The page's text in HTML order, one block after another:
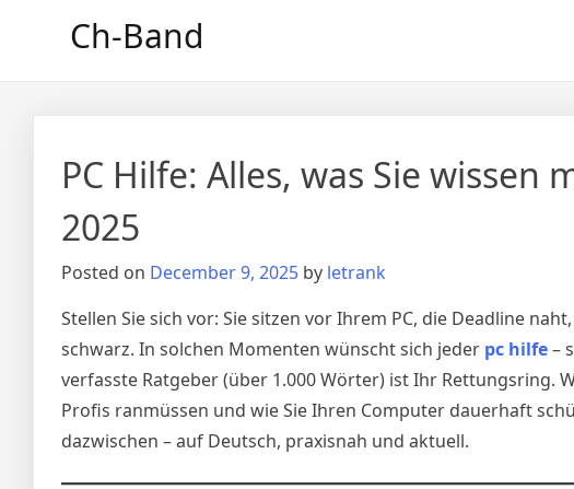
Ch-Band
PC Hilfe: Alles, was Sie
2025
Posted on December 9, 2025 by letrank
Stellen Sie sich vor: Sie sitzen vor Ihrem PC, die Deadline
schwarz. In solchen Momenten wünscht sich jeder pc hilfe–
verfasste Ratgeber (über 1.000 Wörter) ist Ihr Rettungsring.
Profis ranmüssen und wie Sie Ihren Computer dauerhaft
dazwischen – auf Deutsch, praxisnah und aktuell.